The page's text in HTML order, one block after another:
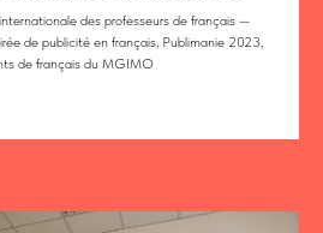
des professeurs de français —
de publicité en français, Publimanie 2023,
de français du MGIMO